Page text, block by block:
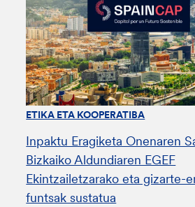
ETIKA ETA KOOPERATIBA
Inpaktu Eragiketa Onenaren
Bizkaiko Aldundiaren EGEF
Ekintzailetzarako eta gizarte-
funtsak sustatua